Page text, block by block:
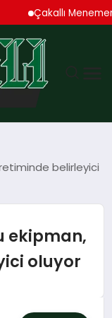
Çakallı Menemeni
belirleyici
ekipman,
oluyor